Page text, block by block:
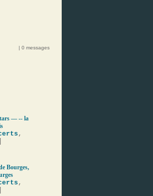
| 0 messages
— -- la
,
Bourges,
,